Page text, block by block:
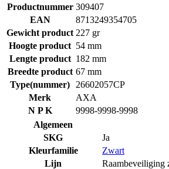
Productnummer 309407
EAN
8713249354705
Gewicht product 227 gr
Hoogte product 54 mm
Lengte product 182 mm
Breedte product 67 mm
Type(nummer)
26602057CP
Merk
AXA
N P K
9998-9998-9998
Algemeen
SKG
Ja
Kleurfamilie
Zwart
Lijn
Raambeveiliging